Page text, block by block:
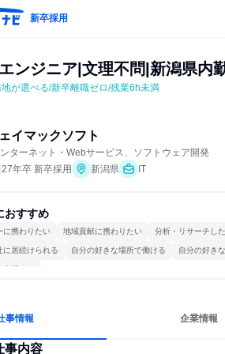
新卒採用
ンジニア|文理不問|新潟県内
が選べる/新卒離職ゼロ/残業6h未満
イマックソフト
ターネット・Webサービス、ソフトウェア開発
27年卒 新卒採用 新潟県 IT
おすすめ
に携わりたい 地域貢献に携わりたい 分析・リサーチし
に居続けられる 自分の好きな場所で働ける 自分の好き
話する
事情報 企業情報
事内容